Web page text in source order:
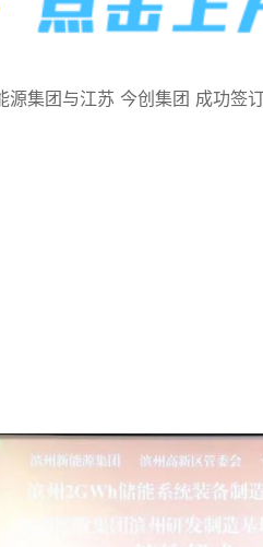
源集团与江苏 今创集团 成功签